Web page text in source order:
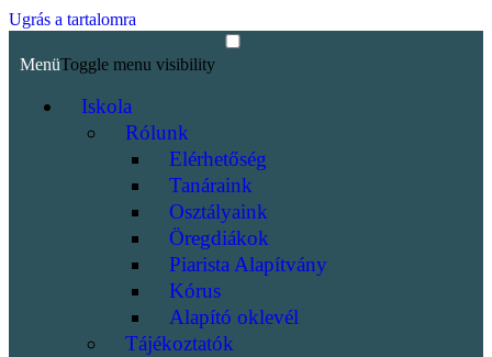
Ugrás a tartalomra
MenüToggle menu visibility
Iskola
Rólunk
Elérhetőség
Tanáraink
Osztályaink
Öregdiákok
Piarista Alapítvány
Kórus
Alapító oklevél
Tájékoztatók